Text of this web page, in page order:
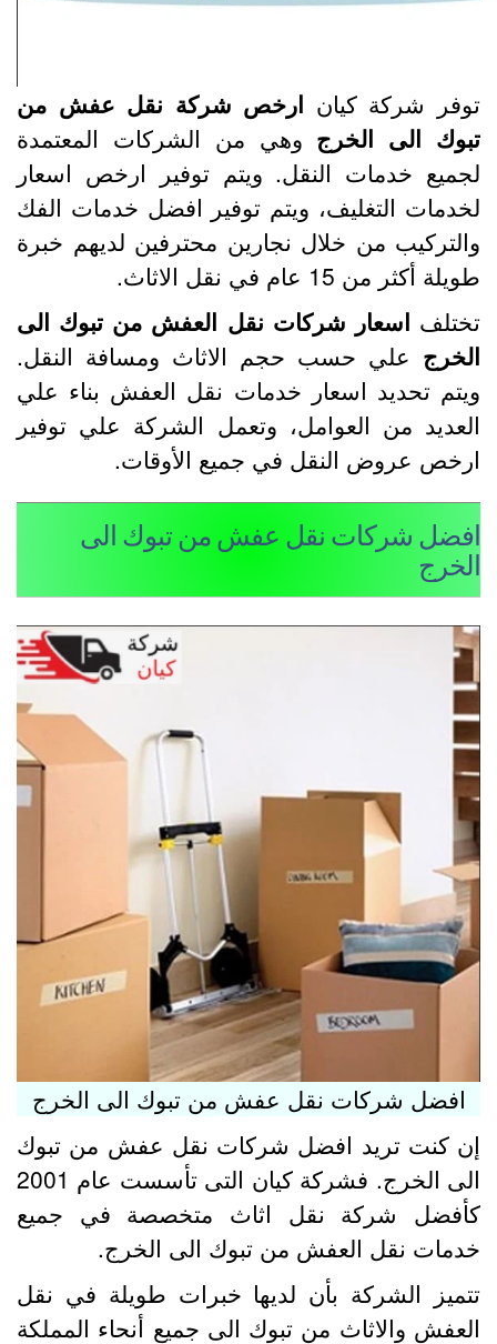
شركة كيانارخص شركة نقل عفش من
الى الخرجوهي من الشركات المعتمدة
خدمات النقل. ويتم توفير ارخص اسعار
التغليف، ويتم توفير افضل خدمات الفك
من خلال نجارين محترفين لديهم خبرة
أكثر من 15 عام في نقل الاثاث.
اسعار شركات نقل العفش من تبوك الى
علي حسب حجم الاثاث ومسافة النقل.
تحديد اسعار خدمات نقل العفش بناء علي
من العوامل، وتعمل الشركة علي توفير
عروض النقل في جميع الأوقات.
شركات نقل عفش من تبوك الى
افضل شركات نقل عفش من تبوك الى الخرج
كنت تريد افضل شركات نقل عفش من تبوك
الى الخرج. فشركة كيان التى تأسست عام 2001
شركة نقل اثاث متخصصة في جميع
نقل العفش من تبوك الى الخرج.
الشركة بأن لديها خبرات طويلة في نقل
والاثاث من تبوك الى جميع أنحاء المملكة